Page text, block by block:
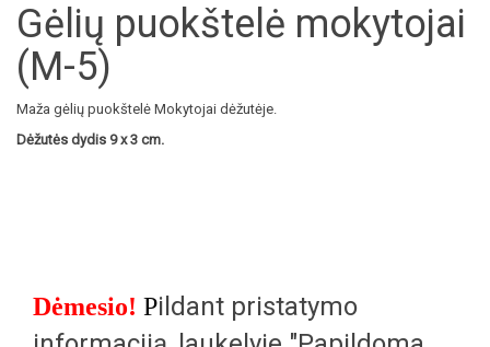
Gėlių puokštelė mokytojai
(M-5)
Maža gėlių puokštelė Mokytojai dėžutėje.
Dėžutės dydis 9 x 3 cm.
Dėmesio! Pildant pristatymo